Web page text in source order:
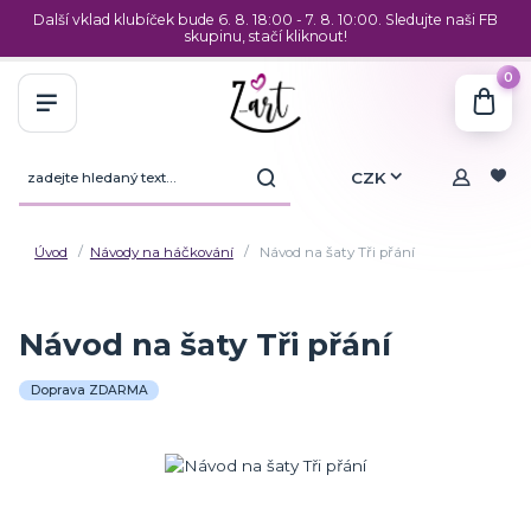
Další vklad klubíček bude 6. 8. 18:00 - 7. 8. 10:00. Sledujte naši FB
skupinu, stačí kliknout!
CZK
0
Úvod Návody na háčkování Návod na šaty Tři přání
Návod na šaty Tři přání
Doprava ZDARMA